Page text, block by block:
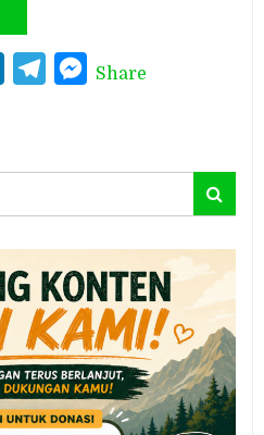
LinkedInTelegramMessenger
Share
Search